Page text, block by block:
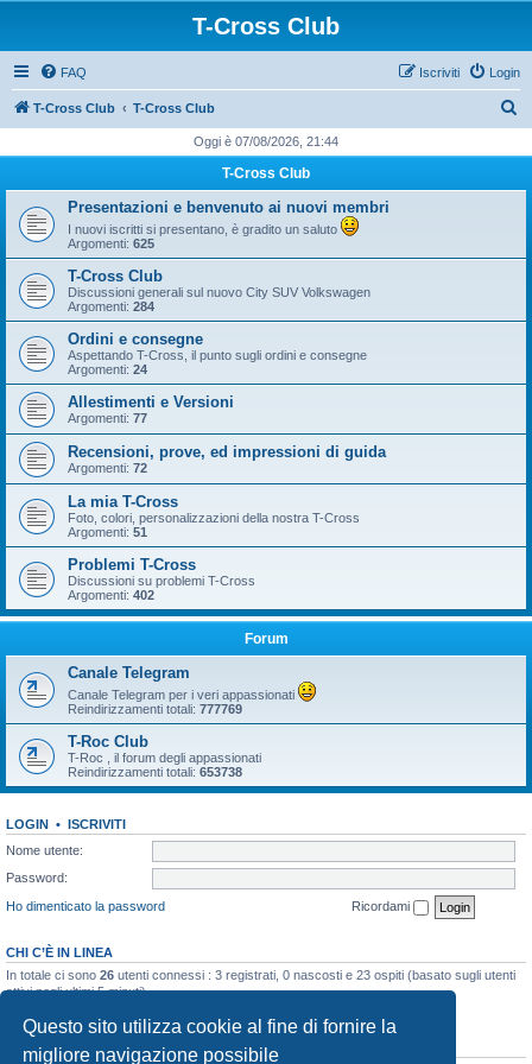
Questo sito utilizza cookie al fine di fornire la
migliore navigazione possibile
T-Cross Club
FAQ Login
Iscriviti
T-Cross Club T-Cross Club
c
Oggi è 07/08/2026, 21:44
T-Cross Club
Presentazioni e benvenuto ai nuovi membri
I nuovi iscritti si presentano, è gradito un saluto
Argomenti: 625
T-Cross Club
Discussioni generali sul nuovo City SUV Volkswagen
Argomenti: 284
Ordini e consegne
Aspettando T-Cross, il punto sugli ordini e consegne
Argomenti: 24
Allestimenti e Versioni
Argomenti: 77
Recensioni, prove, ed impressioni di guida
Argomenti: 72
La mia T-Cross
Foto, colori, personalizzazioni della nostra T-Cross
Argomenti: 51
Problemi T-Cross
Discussioni su problemi T-Cross
Argomenti: 402
Forum
Canale Telegram
Canale Telegram per i veri appassionati
Reindirizzamenti totali: 777769
T-Roc Club
T-Roc , il forum degli appassionati
Reindirizzamenti totali: 653738
LOGIN • ISCRIVITI
Nome utente:
Password:
Ho dimenticato la password
Ricordami
CHI C’È IN LINEA
In totale ci sono 26 utenti connessi : 3 registrati, 0 nascosti e 23 ospiti (basato sugli utenti
attivi negli ultimi 5 minuti)
STATISTICHE